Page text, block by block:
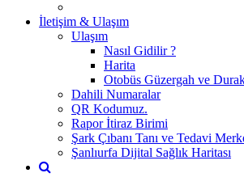
İletişim & Ulaşım
Ulaşım
Nasıl Gidilir ?
Harita
Otobüs Güzergah ve
Dahili Numaralar
QR Kodumuz.
Rapor İtiraz Birimi
Şark Çıbanı Tanı ve Tedavi
Şanlıurfa Dijital Sağlık Haritası